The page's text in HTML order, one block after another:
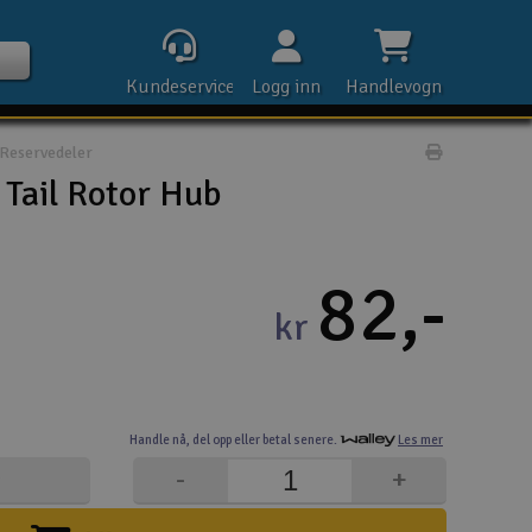
Handlevogn
Logg inn
Kundeservice
Reservedeler
Rotor Hub
Handle nå, del opp eller betal senere. Les mer
kr 82,-
+
-